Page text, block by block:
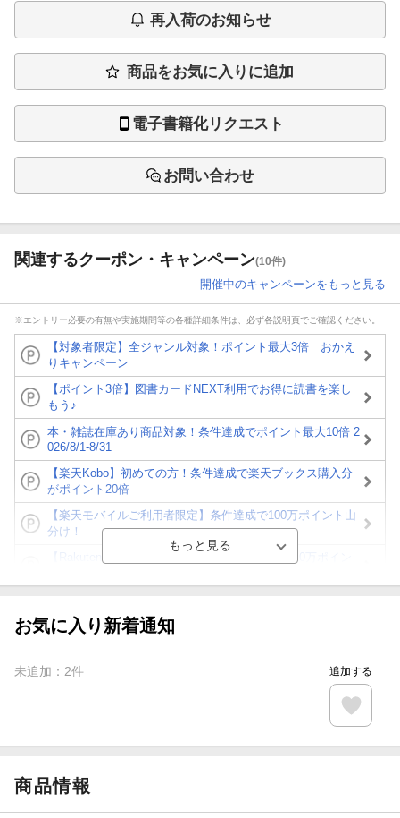
再入荷のお知らせ
商品をお気に入りに追加
電子書籍化リクエスト
お問い合わせ
関連するクーポン・キャンペーン(10件)
開催中のキャンペーンをもっと見る
※エントリー必要の有無や実施期間等の各種詳細条件は、必ず各説明頁でご確認ください。
【対象者限定】全ジャンル対象！ポイント最大3倍 おかえ
りキャンペーン
【ポイント3倍】図書カードNEXT利用でお得に読書を楽し
もう♪
本・雑誌在庫あり商品対象！条件達成でポイント最大10倍 2
026/8/1-8/31
【楽天Kobo】初めての方！条件達成で楽天ブックス購入分
がポイント20倍
【楽天モバイルご利用者限定】条件達成で100万ポイント山
分け！
が当たる！
楽天モバイル紹介キャンペーンの拡散で300円OFFクーポン
条件達成で楽天限定・宝塚歌劇 宙組貸切公演ペアチケット
お気に入り新着通知
未追加： 2件 追加する
商品情報